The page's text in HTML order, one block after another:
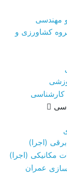
کشاورزی و
(اجرا)
(اجرا)
عمران